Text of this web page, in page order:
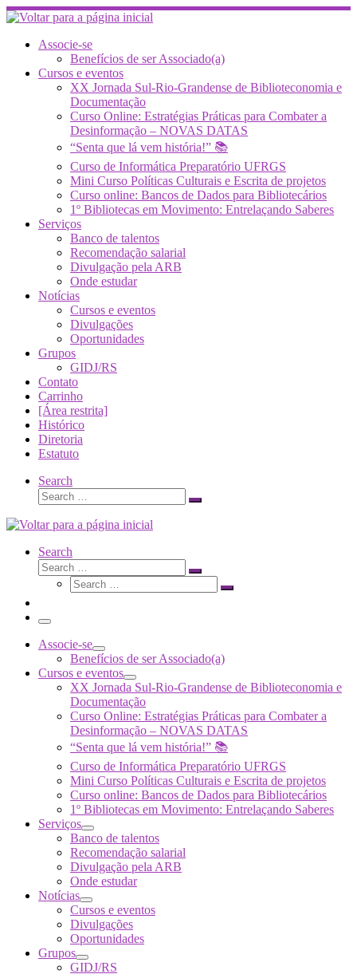
Skip
to
contentAssocie-se
Benefícios de ser Associado(a)
Cursos e eventos
XX Jornada Sul-Rio-Grandense de Biblioteconomia e
Documentação
Curso Online: Estratégias Práticas para Combater a
Desinformação – NOVAS DATAS
“Senta que lá vem história!” 📚
Curso de Informática Preparatório UFRGS
Mini Curso Políticas Culturais e Escrita de projetos
Curso online: Bancos de Dados para Bibliotecários
1º Bibliotecas em Movimento: Entrelaçando Saberes
Serviços
Banco de talentos
Recomendação salarial
Divulgação pela ARB
Onde estudar
Notícias
Cursos e eventos
Divulgações
Oportunidades
Grupos
GIDJ/RS
Contato
Carrinho
[Área restrita]
Histórico
Diretoria
Estatuto
Search
Search
Search
Search
Search
Search
Search
Search
Menu
Associe-se
Benefícios de ser Associado(a)
Cursos e eventos
XX Jornada Sul-Rio-Grandense de Biblioteconomia e
Documentação
Curso Online: Estratégias Práticas para Combater a
Desinformação – NOVAS DATAS
“Senta que lá vem história!” 📚
Curso de Informática Preparatório UFRGS
Mini Curso Políticas Culturais e Escrita de projetos
Curso online: Bancos de Dados para Bibliotecários
1º Bibliotecas em Movimento: Entrelaçando Saberes
Serviços
Banco de talentos
Recomendação salarial
Divulgação pela ARB
Onde estudar
Notícias
Cursos e eventos
Divulgações
Oportunidades
Grupos
GIDJ/RS